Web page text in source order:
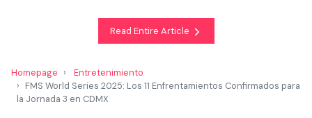
Read Entire Article
Homepage
Entretenimiento
FMS World Series 2025: Los 11 Enfrentamientos Confirmados para
la Jornada 3 en CDMX